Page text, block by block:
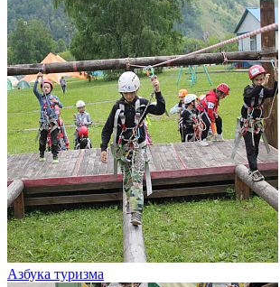
Азбука туризма